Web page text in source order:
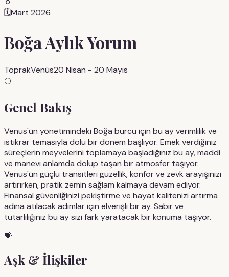
🗓️Mart 2026
BoğaAylık Yorum
ToprakVenüs20 Nisan - 20 Mayıs
🌕
Genel Bakış
Venüs'ün yönetimindeki Boğa burcu için bu ay verimlilik ve
istikrar temasıyla dolu bir dönem başlıyor. Emek verdiğiniz
süreçlerin meyvelerini toplamaya başladığınız bu ay, maddi
ve manevi anlamda dolup taşan bir atmosfer taşıyor.
Venüs'ün güçlü transitleri güzellik, konfor ve zevk arayışınızı
artırırken, pratik zemin sağlam kalmaya devam ediyor.
Finansal güvenliğinizi pekiştirme ve hayat kalitenizi artırma
adına atılacak adımlar için elverişli bir ay. Sabır ve
tutarlılığınız bu ay sizi fark yaratacak bir konuma taşıyor.
💝
Aşk & İlişkiler